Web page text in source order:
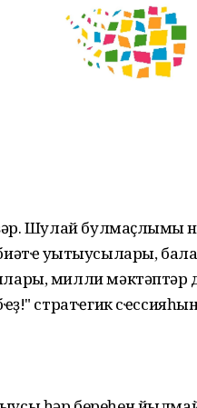
Шулай булмаҫлыҡмы
уҡытыусылары,
милли мәктәптәр
стратҽгик